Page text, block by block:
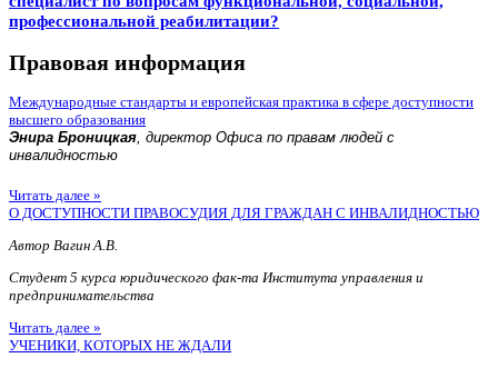
профессиональной реабилитации?
Правовая информация
Международные стандарты и европейская практика в сфере доступности
высшего образования
Энира Броницкая, директор Офиса по правам людей с
инвалидностью
Читать далее »
О ДОСТУПНОСТИ ПРАВОСУДИЯ ДЛЯ ГРАЖДАН С ИНВАЛИДНОСТЬЮ
Автор Вагин А.В.
Студент 5 курса юридического фак-та Института управления и
предпринимательства
Читать далее »
УЧЕНИКИ, КОТОРЫХ НЕ ЖДАЛИ